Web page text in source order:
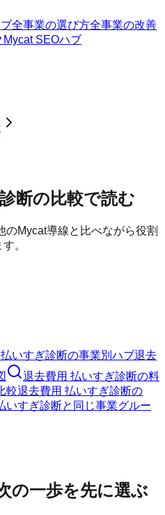
全事業の選び方全事業の改善
Mycat SEOハブ
断の 比較で読む
Mycat導線と比べながら役割
。
いすぎ診断の事業別ハブ退去
退去費用 払いすぎ診断の料
較退去費用 払いすぎ診断の
いすぎ診断と同じ事業グルー
の一歩を先に選ぶ